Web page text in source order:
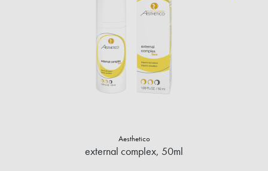
Aesthetico
external complex, 50ml